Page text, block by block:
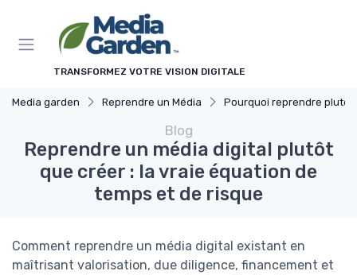
TRANSFORMEZ VOTRE VISION DIGITALE
Media garden Reprendre un Média Pourquoi reprendre plutôt que créer
Blog
Reprendre un média digital plutôt
que créer : la vraie équation de
temps et de risque
Comment reprendre un média digital existant en
maîtrisant valorisation, due diligence, financement et